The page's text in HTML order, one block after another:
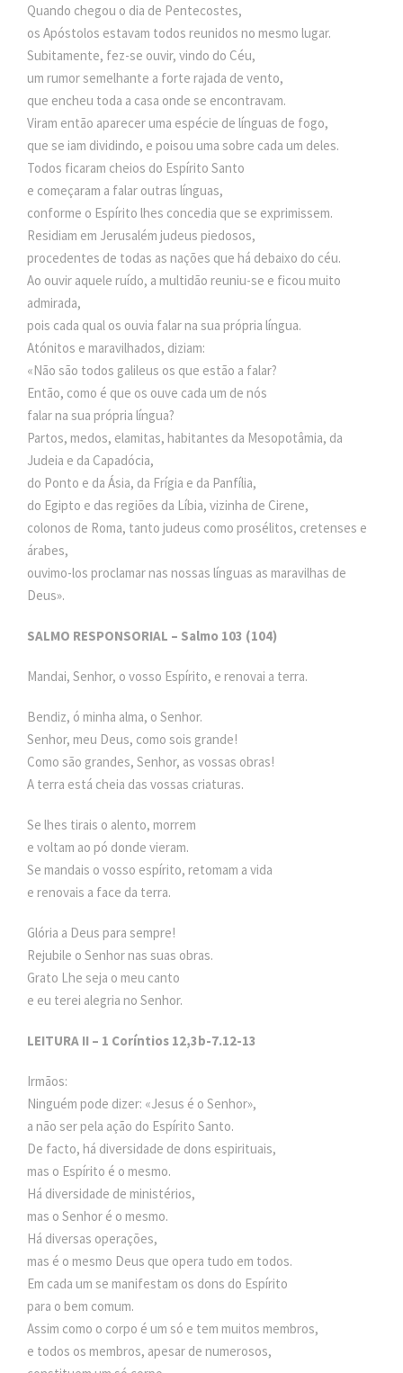
Quando chegou o dia de Pentecostes,
os Apóstolos estavam todos reunidos no mesmo lugar.
Subitamente, fez-se ouvir, vindo do Céu,
um rumor semelhante a forte rajada de vento,
que encheu toda a casa onde se encontravam.
Viram então aparecer uma espécie de línguas de fogo,
que se iam dividindo, e poisou uma sobre cada um deles.
Todos ficaram cheios do Espírito Santo
e começaram a falar outras línguas,
conforme o Espírito lhes concedia que se exprimissem.
Residiam em Jerusalém judeus piedosos,
procedentes de todas as nações que há debaixo do céu.
Ao ouvir aquele ruído, a multidão reuniu-se e ficou muito
admirada,
pois cada qual os ouvia falar na sua própria língua.
Atónitos e maravilhados, diziam:
«Não são todos galileus os que estão a falar?
Então, como é que os ouve cada um de nós
falar na sua própria língua?
Partos, medos, elamitas, habitantes da Mesopotâmia, da
Judeia e da Capadócia,
do Ponto e da Ásia, da Frígia e da Panfília,
do Egipto e das regiões da Líbia, vizinha de Cirene,
colonos de Roma, tanto judeus como prosélitos, cretenses e
árabes,
ouvimo-los proclamar nas nossas línguas as maravilhas de
Deus».
SALMO RESPONSORIAL – Salmo 103 (104)
Mandai, Senhor, o vosso Espírito, e renovai a terra.
Bendiz, ó minha alma, o Senhor.
Senhor, meu Deus, como sois grande!
Como são grandes, Senhor, as vossas obras!
A terra está cheia das vossas criaturas.
Se lhes tirais o alento, morrem
e voltam ao pó donde vieram.
Se mandais o vosso espírito, retomam a vida
e renovais a face da terra.
Glória a Deus para sempre!
Rejubile o Senhor nas suas obras.
Grato Lhe seja o meu canto
e eu terei alegria no Senhor.
LEITURA II – 1 Coríntios 12,3b-7.12-13
Irmãos:
Ninguém pode dizer: «Jesus é o Senhor»,
a não ser pela ação do Espírito Santo.
De facto, há diversidade de dons espirituais,
mas o Espírito é o mesmo.
Há diversidade de ministérios,
mas o Senhor é o mesmo.
Há diversas operações,
mas é o mesmo Deus que opera tudo em todos.
Em cada um se manifestam os dons do Espírito
para o bem comum.
Assim como o corpo é um só e tem muitos membros,
e todos os membros, apesar de numerosos,